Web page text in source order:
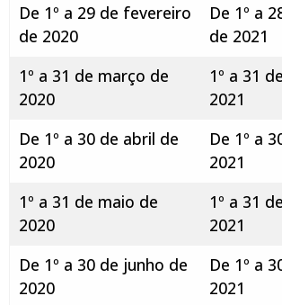
De 1º a 29 de fevereiro
de 2020
De 1º a
de 2021
1º a 31 de março de
2020
1º a 31
2021
De 1º a 30 de abril de
2020
De 1º a
2021
1º a 31 de maio de
2020
1º a 31
2021
De 1º a 30 de junho de
2020
De 1º a
2021